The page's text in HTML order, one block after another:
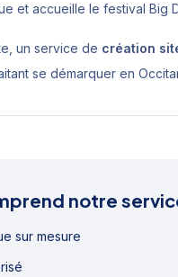
et accueille le festival Big
un service de création
se démarquer en
notre
sur mesure